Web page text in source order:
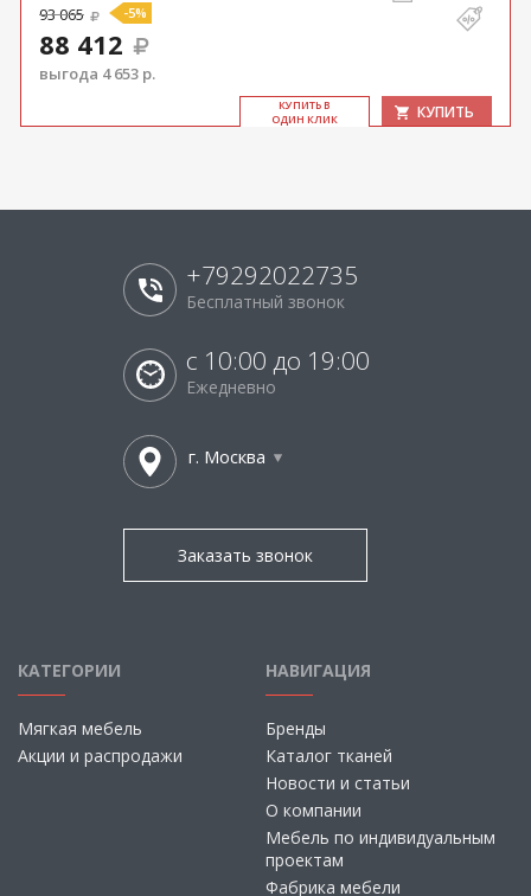
93 065 -5%
88 412
выгода 4 653 р.
КУ­ПИТЬ В
ОДИН КЛИК
КУПИТЬ
+79292022735
Бесплатный звонок
с 10:00 до 19:00
Ежедневно
г. Москва
Заказать звонок
КАТЕГОРИИ
Мягкая мебель
Акции и распродажи
НАВИГАЦИЯ
Бренды
Каталог тканей
Новости и статьи
О компании
Мебель по индивидуальным
проектам
Фабрика мебели